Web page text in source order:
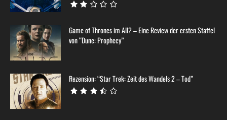
Game of Thrones im All? – Eine Review der ersten Staffel
von “Dune: Prophecy”
Rezension: “Star Trek: Zeit des Wandels 2 – Tod”